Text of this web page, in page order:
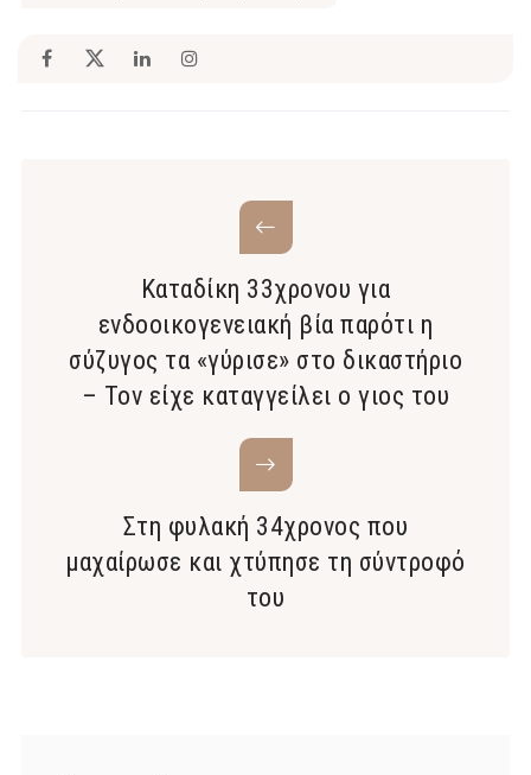
Καταδίκη 33χρονου για
ενδοοικογενειακή βία παρότι η
σύζυγος τα «γύρισε» στο δικαστήριο
– Τον είχε καταγγείλει ο γιος του
Στη φυλακή 34χρονος που
μαχαίρωσε και χτύπησε τη σύντροφό
του